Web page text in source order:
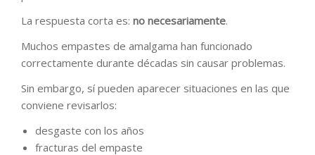
La respuesta corta es: no necesariamente.
Muchos empastes de amalgama han funcionado
correctamente durante décadas sin causar problemas.
Sin embargo, sí pueden aparecer situaciones en las que
conviene revisarlos:
desgaste con los años
fracturas del empaste